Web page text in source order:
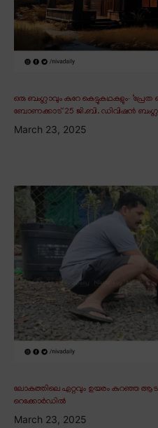
ഒരു ബംഗ്ലാവും കുറേ കെട്ടുകഥകളും∙ ‘പ്രേത
ബോണക്കാട് 25 ജി.ബി. ഡിവിഷൻ
March 23, 2025
ലോകത്തിലെ ഏറ്റവും ഉയരം കുറഞ്ഞ
റെക്കോർഡിൽ
March 23, 2025